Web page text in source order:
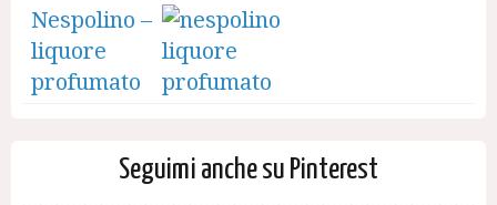
Nespolino –
liquore
profumato
Seguimi anche su Pinterest